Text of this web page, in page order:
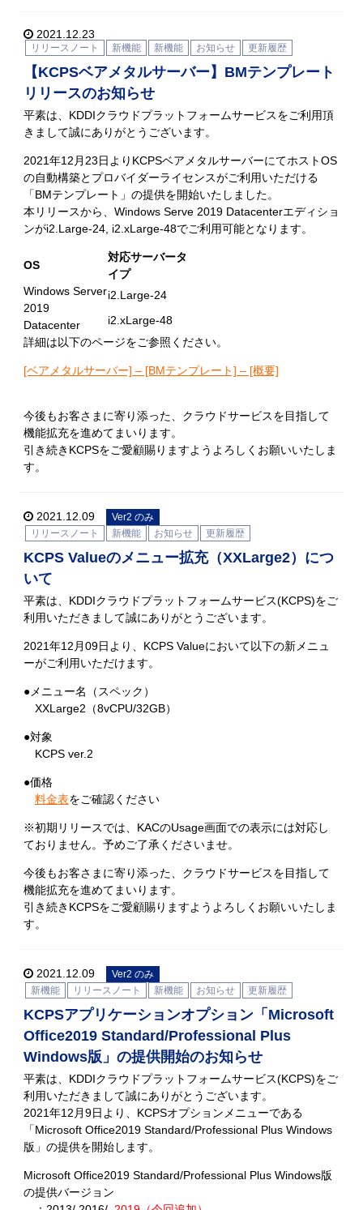
2021.12.23
リリースノート 新機能 新機能 お知らせ 更新履歴
【KCPSベアメタルサーバー】BMテンプレート
リリースのお知らせ
平素は、KDDIクラウドプラットフォームサービスをご利用頂
きまして誠にありがとうございます。
2021年12月23日よりKCPSベアメタルサーバーにてホストOS
の自動構築とプロバイダーライセンスがご利用いただける
「BMテンプレート」の提供を開始いたしました。
本リリースから、Windows Serve 2019 Datacenterエディショ
ンがi2.Large-24, i2.xLarge-48でご利用可能となります。
OS
対応サーバータ
イプ
Windows Server
2019
Datacenter
i2.Large-24
i2.xLarge-48
詳細は以下のページをご参照ください。
[ベアメタルサーバー] – [BMテンプレート] – [概要]
今後もお客さまに寄り添った、クラウドサービスを目指して
機能拡充を進めてまいります。
引き続きKCPSをご愛顧賜りますようよろしくお願いいたしま
す。
2021.12.09
Ver2 のみ
リリースノート
新機能 お知らせ 更新履歴
KCPS Valueのメニュー拡充（XXLarge2）につ
いて
平素は、KDDIクラウドプラットフォームサービス(KCPS)をご
利用いただきまして誠にありがとうございます。
2021年12月09日より、KCPS Valueにおいて以下の新メニュ
ーがご利用いただけます。
●メニュー名（スペック）
XXLarge2（8vCPU/32GB）
●対象
KCPS ver.2
●価格
料金表をご確認ください
※初期リリースでは、KACのUsage画面での表示には対応し
ておりません。予めご了承くださいませ。
今後もお客さまに寄り添った、クラウドサービスを目指して
機能拡充を進めてまいります。
引き続きKCPSをご愛顧賜りますようよろしくお願いいたしま
す。
2021.12.09
Ver2 のみ
新機能
リリースノート 新機能 お知らせ 更新履歴
KCPSアプリケーションオプション「Microsoft
Office2019 Standard/Professional Plus
Windows版」の提供開始のお知らせ
平素は、KDDIクラウドプラットフォームサービス(KCPS)をご
利用いただきまして誠にありがとうございます。
2021年12月9日より、KCPSオプションメニューである
「Microsoft Office2019 Standard/Professional Plus Windows
版」の提供を開始します。
Microsoft Office2019 Standard/Professional Plus Windows版
の提供バージョン